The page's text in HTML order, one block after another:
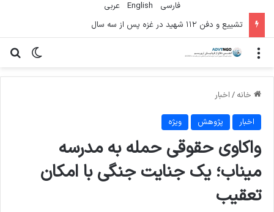
فارسی English
عربي
تشییع و دفن ۱۱۲ شهید در غزه پس از سه سال
تغییر منو
خانه / اخبار
اخبار پژوهش ویژه
واکاوی حقوقی حمله به مدرسه
میناب؛ یک جنایت جنگی با امکان
تعقیب‌